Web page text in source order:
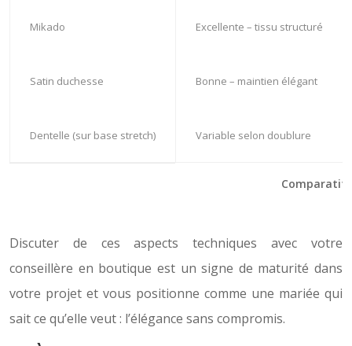
Comparatif
Mikado Excellente – tissu structuré
Satin duchesse Bonne – maintien élégant
Dentelle (sur base stretch) Variable selon doublure
Discuter de ces aspects techniques avec votre
conseillère en boutique est un signe de maturité dans
votre projet et vous positionne comme une mariée qui
sait ce qu’elle veut : l’élégance sans compromis.